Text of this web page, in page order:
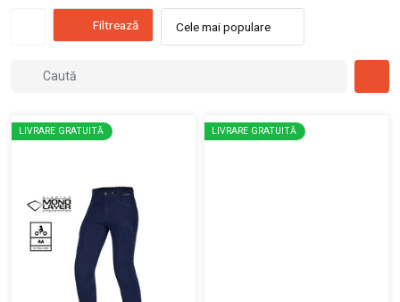
Filtrează Cele mai populare
LIVRARE GRATUITĂ LIVRARE GRATUITĂ